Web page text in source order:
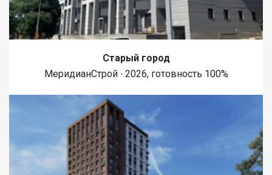
Старый город
МеридианСтрой ∙ 2026, готовность 100%